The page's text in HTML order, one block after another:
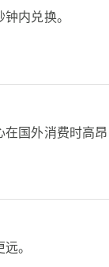
内兑换。
在国外消费时高昂
。